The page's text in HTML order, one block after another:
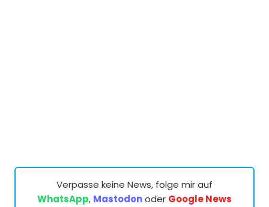
Verpasse keine News, folge mir auf
WhatsApp, Mastodonoder Google News